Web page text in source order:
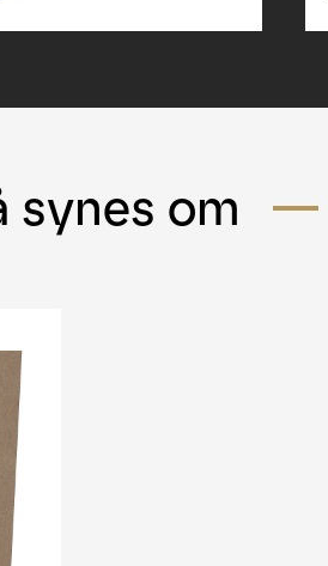
synes om